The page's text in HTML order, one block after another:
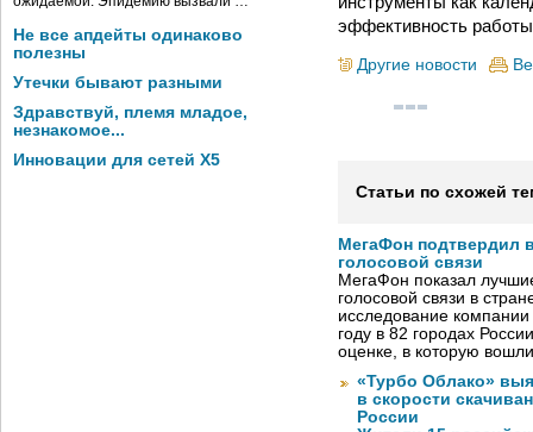
Не все апдейты одинаково
полезны
Утечки бывают разными
Здравствуй, племя младое,
незнакомое...
Инновации для сетей X5
эффективность
Другие новости
Статьи по схожей
МегаФон подтвердил
голосовой связи
МегаФон показал
голосовой связи в
исследование
году в 82 городах
оценке, в которую
«Турбо Облако»
в скорости
России